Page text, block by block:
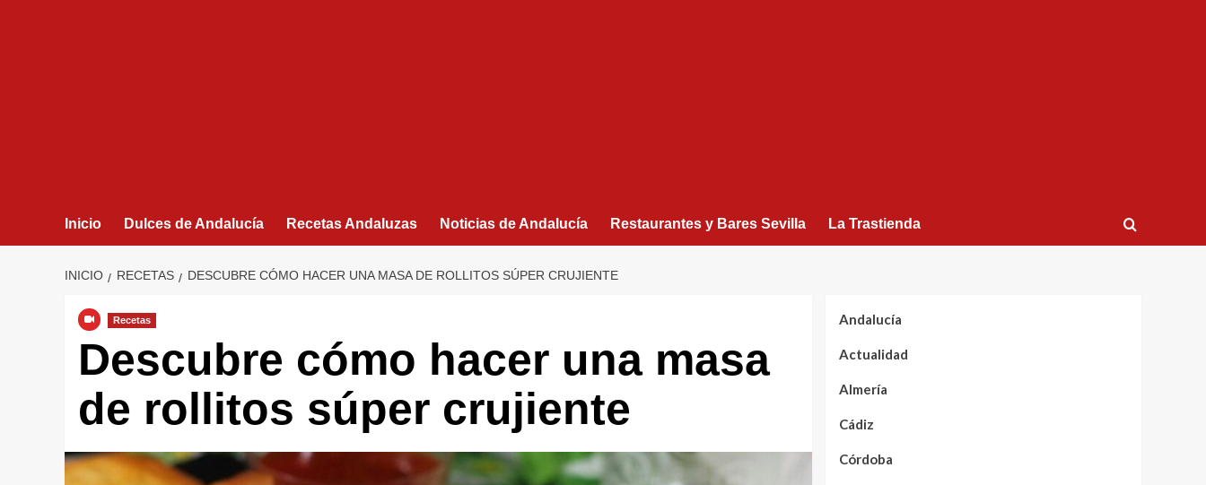
Inicio Dulces de Andalucía Recetas Andaluzas Noticias de Andalucía Restaurantes y Bares Sevilla La Trastienda
INICIO RECETAS DESCUBRE CÓMO HACER UNA MASA DE ROLLITOS SÚPER CRUJIENTE
Recetas
Descubre cómo hacer una masa
de rollitos súper crujiente
Andalucía
Actualidad
Almería
Cádiz
Córdoba